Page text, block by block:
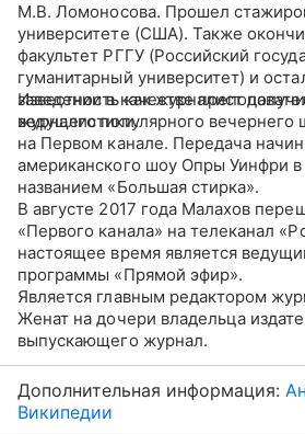
М.В. Ломоносова. Прошел
университете (США). Также
факультет РГГУ (Российский
гуманитарный университет) и
заведении в качестве
журналистики.
Известность как журналист
ведущего популярного вечернего
на Первом канале. Передача
американского шоу Опры Уинфри в
названием «Большая стирка».
В августе 2017 года Малахов
«Первого канала» на телеканал
настоящее время является
программы «Прямой эфир».
Является главным редактором
Женат на дочери владельца
выпускающего журнал.
Дополнительная информация:
Википедии